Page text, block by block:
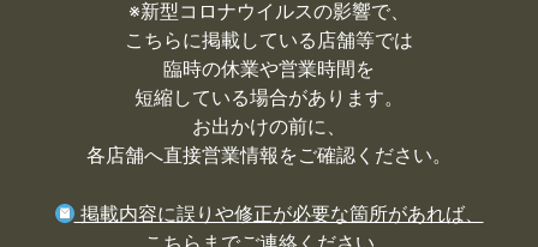
※新型コロナウイルスの影響で、
こちらに掲載している店舗等では
臨時の休業や営業時間を
短縮している場合があります。
お出かけの前に、
各店舗へ直接営業情報をご確認ください。
掲載内容に誤りや修正が必要な箇所があれば、